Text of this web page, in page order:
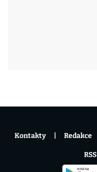
Kontakty Redakce
RSS